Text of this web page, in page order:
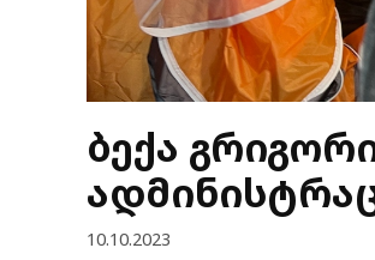
ბექა
10.10.2023